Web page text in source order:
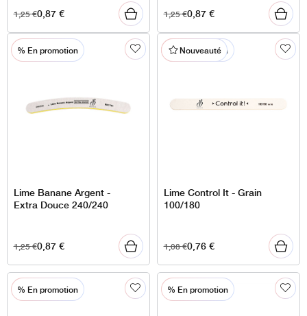
1,25€0,87€ 1,25€0,87€
% En promotion
Lime Banane Argent -
Extra Douce 240/240
1,25€0,87€
% En promotion
Nouveauté
Lime Control It - Grain
100/180
1,08€0,76€
% En promotion % En promotion